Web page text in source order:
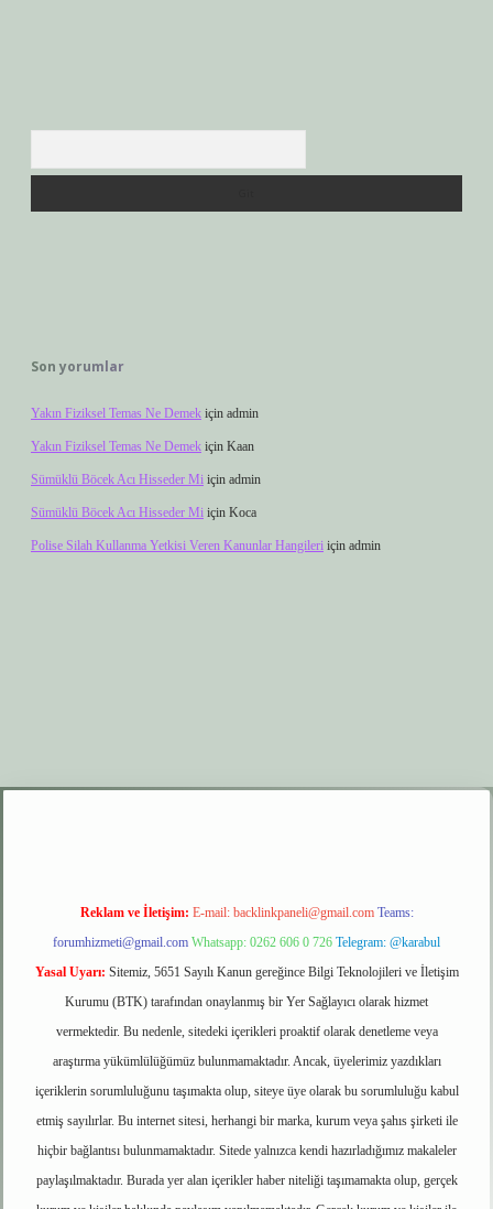
Son yorumlar
Yakın Fiziksel Temas Ne Demek için admin
Yakın Fiziksel Temas Ne Demek için Kaan
Sümüklü Böcek Acı Hisseder Mi için admin
Sümüklü Böcek Acı Hisseder Mi için Koca
Polise Silah Kullanma Yetkisi Veren Kanunlar Hangileri için admin
elexbet giriş
Reklam ve İletişim: E-mail: backlinkpaneli@gmail.com Teams:
forumhizmeti@gmail.com Whatsapp: 0262 606 0 726 Telegram: @karabul
Yasal Uyarı: Sitemiz, 5651 Sayılı Kanun gereğince Bilgi Teknolojileri ve İletişim
Kurumu (BTK) tarafından onaylanmış bir Yer Sağlayıcı olarak hizmet
vermektedir. Bu nedenle, sitedeki içerikleri proaktif olarak denetleme veya
araştırma yükümlülüğümüz bulunmamaktadır. Ancak, üyelerimiz yazdıkları
içeriklerin sorumluluğunu taşımakta olup, siteye üye olarak bu sorumluluğu kabul
etmiş sayılırlar. Bu internet sitesi, herhangi bir marka, kurum veya şahıs şirketi ile
hiçbir bağlantısı bulunmamaktadır. Sitede yalnızca kendi hazırladığımız makaleler
paylaşılmaktadır. Burada yer alan içerikler haber niteliği taşımamakta olup, gerçek